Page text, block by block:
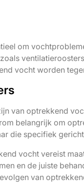
om
vocht worden
van optrekkend
belangrijk om
die specifiek
vocht vereist
en de juiste
van